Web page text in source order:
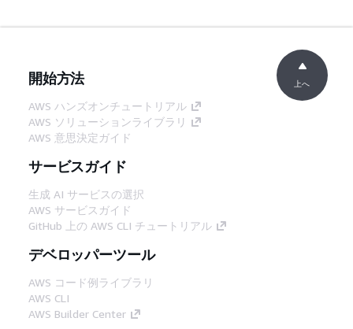
開始方法
AWS ハンズオンチュートリアル
AWS ソリューションライブラリ
AWS 意思決定ガイド
サービスガイド
生成 AI サービスの選択
AWS サービスガイド
GitHub 上の AWS CLI チュートリアル
デベロッパーツール
AWS コード例ライブラリ
AWS CLI
AWS Builder Center
上へ